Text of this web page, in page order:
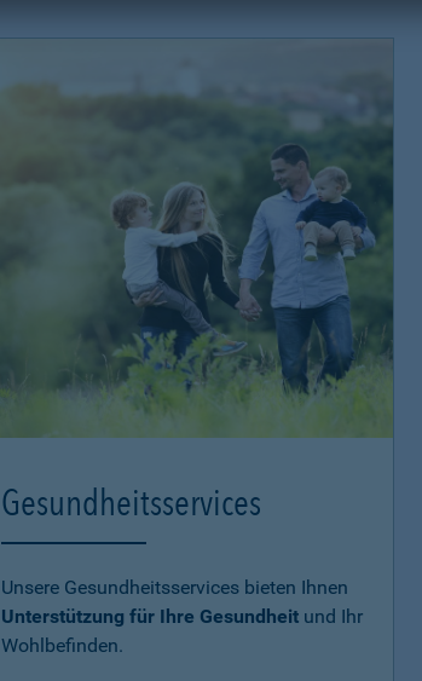
Gesundheitsservices
Unsere Gesundheitsservices bieten Ihnen
Unterstützung für Ihre Gesundheitund Ihr
Wohlbefinden.